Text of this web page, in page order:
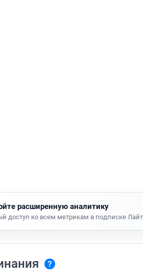
расширенную аналитику
доступ ко всем метрикам в подписке Лайт